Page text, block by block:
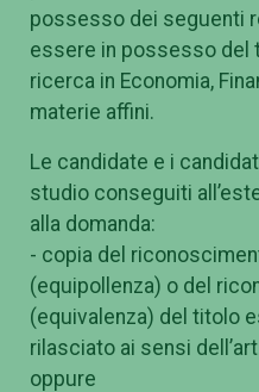
possesso dei seguenti
essere in possesso del
ricerca in Economia,
materie affini.
Le candidate e i
studio conseguiti
alla domanda:
- copia del
(equipollenza) o del
(equivalenza) del titolo
rilasciato ai sensi
oppure